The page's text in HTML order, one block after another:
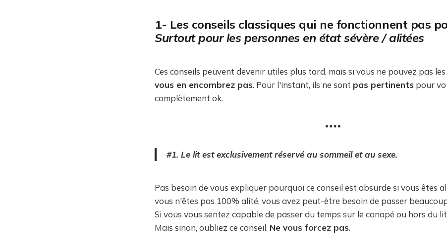
1- Les conseils classiques qui ne fonctionnent pas
Surtout pour les personnes en état sévère / alitées
Ces conseils peuvent devenir utiles plus tard, mais si vous ne pouvez pas
vous en encombrez pas. Pour l'instant, ils ne sont pas pertinents pour
complètement ok.
#1. Le lit est exclusivement réservé au sommeil et au sexe.
Pas besoin de vous expliquer pourquoi ce conseil est absurde si vous êtes
vous n'êtes pas 100% alité, vous avez peut-être besoin de passer
Si vous vous sentez capable de passer du temps sur le canapé ou hors du
Mais sinon, oubliez ce conseil. Ne vous forcez pas.